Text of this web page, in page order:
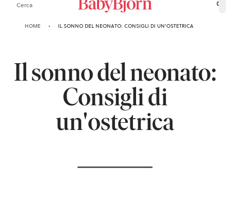
Cerca 0
HOME IL SONNO DEL NEONATO: CONSIGLI DI UN'OSTETRICA
Il sonno del neonato:
Consigli di
un'ostetrica